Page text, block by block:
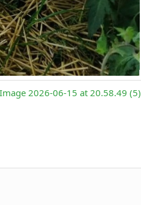
2026-06-15 at 20.58.49 (5)